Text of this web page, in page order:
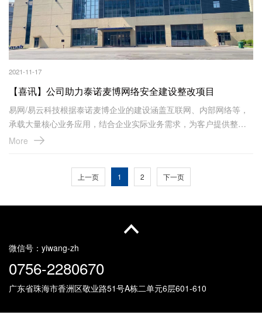
2021-11-17
【喜讯】公司助力泰诺麦博网络安全建设整改项目
易网/易云科技根据泰诺麦博企业的建设涵盖互联网、内部网络等，
承载大量核心业务应用，结合企业实际业务需求，为客户提供整体
安全建设解决方案，部署安全控制策略，保证数据在网络上的安全
More
上一页 1 2 下一页
微信号： yiwang-zh
0756-2280670
广东省珠海市香洲区敬业路51号A栋二单元6层601-610